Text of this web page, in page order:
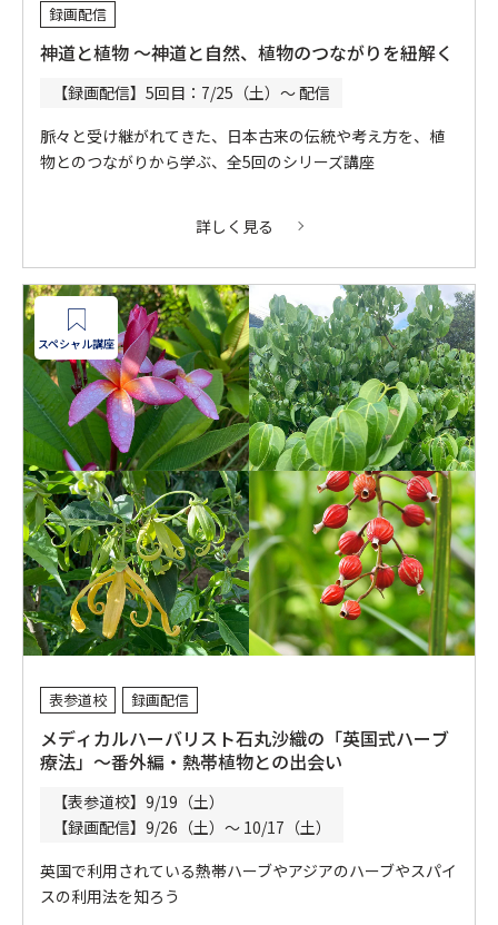
録画配信
神道と植物 ～神道と自然、植物のつながりを紐解く
【録画配信】5回目：7/25（土）～ 配信
脈々と受け継がれてきた、日本古来の伝統や考え方を、植
物とのつながりから学ぶ、全5回のシリーズ講座
詳しく見る
スペシャル講座
表参道校 録画配信
メディカルハーバリスト石丸沙織の「英国式ハーブ
療法」～番外編・熱帯植物との出会い
【表参道校】9/19（土）
【録画配信】9/26（土）～ 10/17（土）
英国で利用されている熱帯ハーブやアジアのハーブやスパイ
スの利用法を知ろう